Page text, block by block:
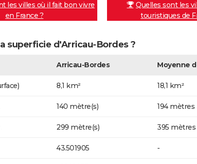
les villes où il fait bon vivre
en France ?
Quelles sont les
touristiques de
superficie d'Arricau-Bordes ?
Arricau-Bordes Moyenne
8,1 km² 18,1 km²
140 mètre(s) 194 mètres
299 mètre(s) 395 mètres
43.501905 -